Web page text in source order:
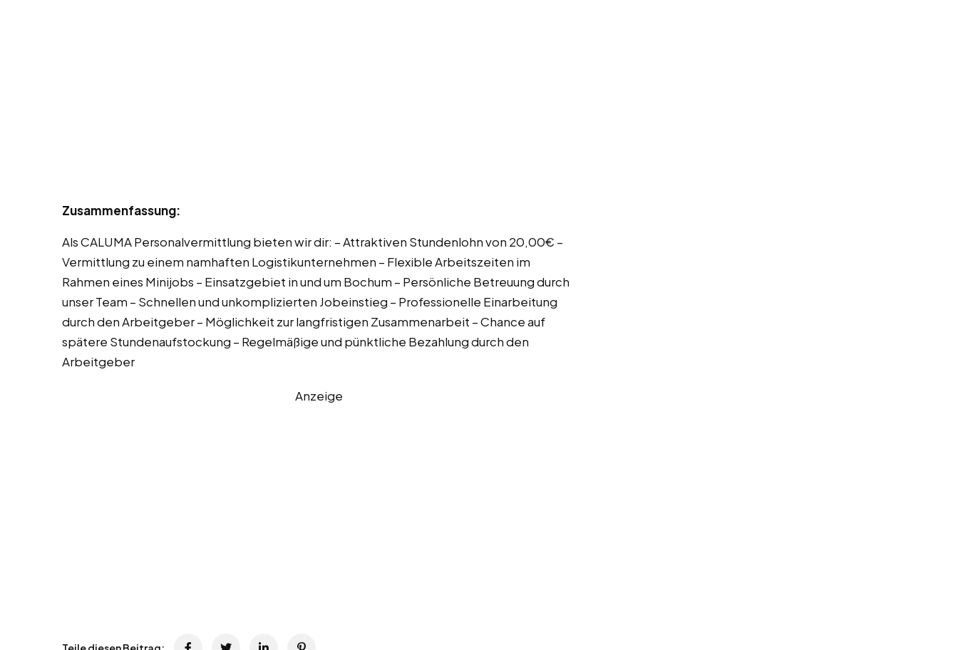
Zusammenfassung:
Als CALUMA Personalvermittlung bieten wir dir: – Attraktiven Stundenlohn von 20,00€ –
Vermittlung zu einem namhaften Logistikunternehmen – Flexible Arbeitszeiten im
Rahmen eines Minijobs – Einsatzgebiet in und um Bochum – Persönliche Betreuung durch
unser Team – Schnellen und unkomplizierten Jobeinstieg – Professionelle Einarbeitung
durch den Arbeitgeber – Möglichkeit zur langfristigen Zusammenarbeit – Chance auf
spätere Stundenaufstockung – Regelmäßige und pünktliche Bezahlung durch den
Arbeitgeber
Anzeige